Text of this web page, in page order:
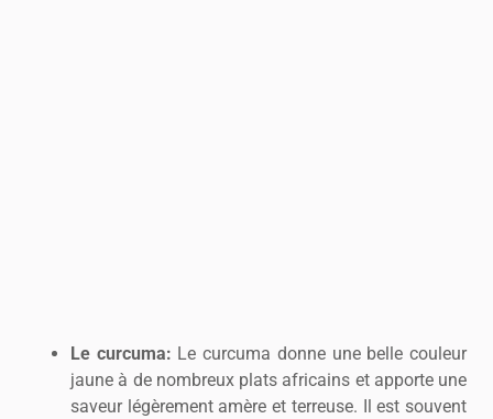
Le curcuma: Le curcuma donne une belle couleur
jaune à de nombreux plats africains et apporte une
saveur légèrement amère et terreuse. Il est souvent